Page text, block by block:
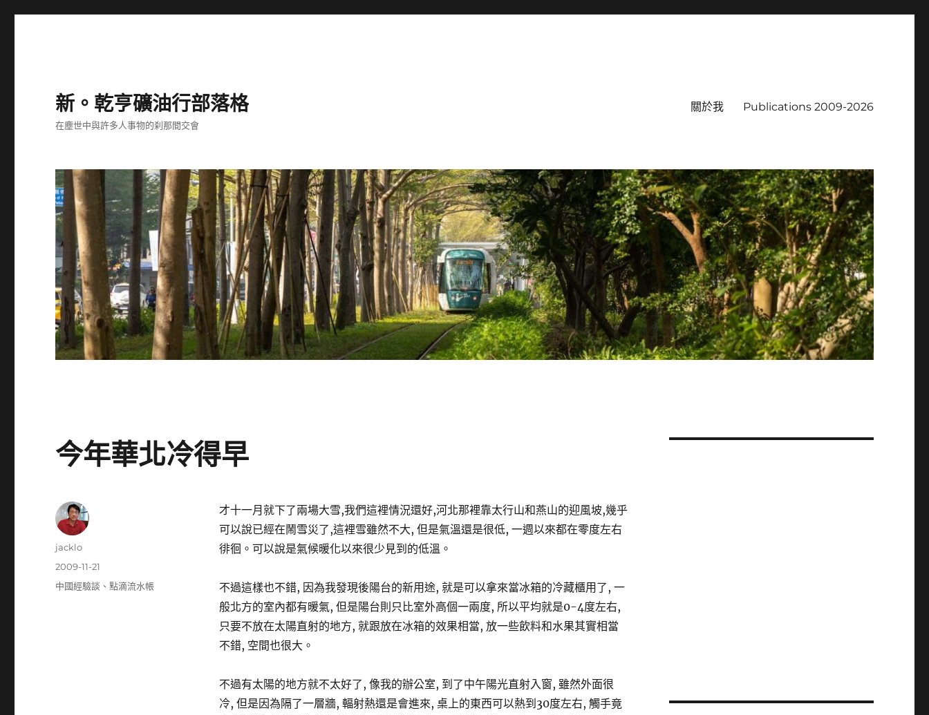
新。乾亨礦油行部落格
在塵世中與許多人事物的刹那間交會
關於我 Publications 2009-2026
今年華北冷得早
才十一月就下了兩場大雪,我們這裡情況還好,河北那裡靠太行山和燕山的迎風坡,幾乎
可以說已經在鬧雪災了,這裡雪雖然不大, 但是氣溫還是很低, 一週以來都在零度左右
徘徊。可以說是氣候暖化以來很少見到的低溫。
不過這樣也不錯, 因為我發現後陽台的新用途, 就是可以拿來當冰箱的冷藏櫃用了, 一
般北方的室內都有暖氣, 但是陽台則只比室外高個一兩度, 所以平均就是0-4度左右,
只要不放在太陽直射的地方, 就跟放在冰箱的效果相當, 放一些飲料和水果其實相當
不錯, 空間也很大。
不過有太陽的地方就不太好了, 像我的辦公室, 到了中午陽光直射入窗, 雖然外面很
冷, 但是因為隔了一層牆, 輻射熱還是會進來, 桌上的東西可以熱到30度左右, 觸手竟
作
jacklo
發
佈
2009-11-21
分
中國經驗談 、點滴流水帳